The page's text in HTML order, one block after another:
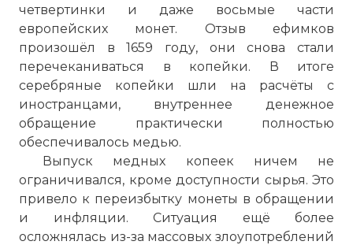
четвертинки и даже восьмые части
европейских монет. Отзыв ефимков
произошёл в 1659 году, они снова стали
перечеканиваться в копейки. В итоге
серебряные копейки шли на расчёты с
иностранцами, внутреннее денежное
обращение практически полностью
обеспечивалось медью.
Выпуск медных копеек ничем не
ограничивался, кроме доступности сырья. Это
привело к переизбытку монеты в обращении
и инфляции. Ситуация ещё более
осложнялась из-за массовых злоупотреблений
Рубль Алексея Михайловича (1654 г.)
Фото статьи: